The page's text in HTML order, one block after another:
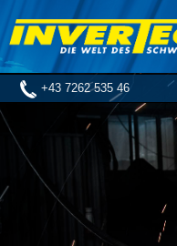
+43 7262 535 46